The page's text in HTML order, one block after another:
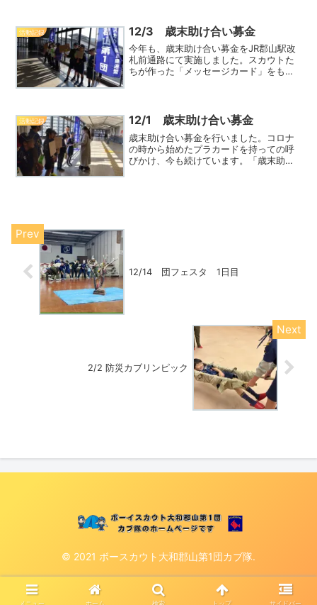
ーバー隊の入団式を行った後閉校式帰路
につきました。往路と同ReadMore...
活動記録 12/3 歳末助け合い募金
今年も、歳末助け合い募金をJR郡山駅改
札前通路にて実施しました。スカウトた
ちが作った「メッセージカード」をもっ
た。募金活動にご協力くだReadMore...
活動記録 12/1 歳末助け合い募金
歳末助け合い募金を行いました。コロナ
の時から始めたプラカードを持っての呼
びかけ、今も続けています。「歳末助け
12/14 団フェスタ 1日目
2/2 防災カブリンピック
© 2021 ボースカウト大和郡山第1団カブ隊.
メニュー ホーム 検索 トップ サイドバー